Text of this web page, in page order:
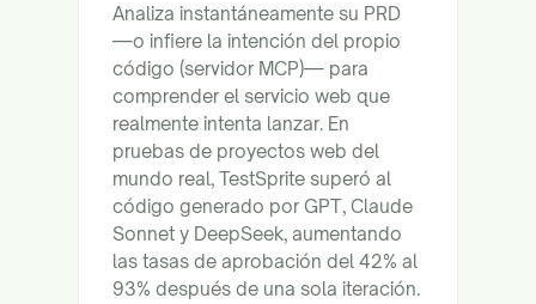
Analiza instantáneamente su PRD
—o infiere la intención del propio
código (servidor MCP)— para
comprender el servicio web que
realmente intenta lanzar. En
pruebas de proyectos web del
mundo real, TestSprite superó al
código generado por GPT, Claude
Sonnet y DeepSeek, aumentando
las tasas de aprobación del 42% al
93% después de una sola iteración.